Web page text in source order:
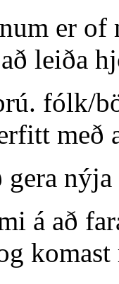
er
leiða
fólk/
með
gera
á að
komast